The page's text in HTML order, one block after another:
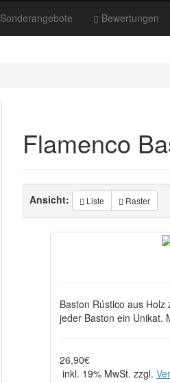
Sonderangebote Bewertungen
Flamenco
Ansicht: Liste Raster
Baston Rústico aus
jeder Baston ein Unikat.
26,90€
inkl. 19% MwSt. zzgl.